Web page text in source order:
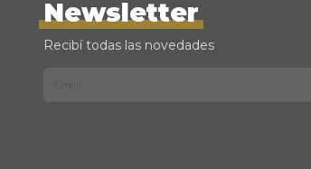
Newsletter
Recibí todas las novedades